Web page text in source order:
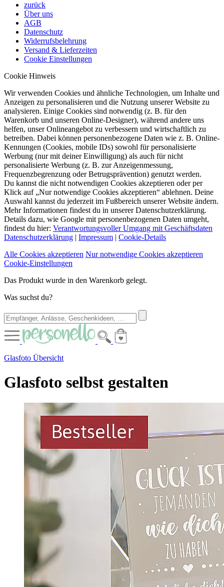
zurück
Über uns
AGB
Datenschutz
Widerrufsbelehrung
Versand & Lieferzeiten
Cookie Einstellungen
Cookie Hinweis
Wir verwenden Cookies und ähnliche Technologien, um Inhalte und
Anzeigen zu personalisieren und die Nutzung unserer Website zu
analysieren. Einige Cookies sind notwendig (z. B. für den
Warenkorb und unseren Online-Designer), während andere uns
helfen, unser Onlineangebot zu verbessern und wirtschaftlich zu
betreiben. Dabei können personenbezogene Daten wie z. B. Online-
Kennungen (Cookies, mobile IDs) sowohl für personalisierte
Werbung (nur mit deiner Einwilligung) als auch für nicht
personalisierte Werbung (z. B. zur Anzeigenmessung,
Frequenzbegrenzung oder Betrugsprävention) genutzt werden.
Du kannst die nicht notwendigen Cookies akzeptieren oder per
Klick auf „Nur notwendige Cookies akzeptieren“ ablehnen. Deine
Auswahl kannst du jederzeit im Fußbereich unserer Website ändern.
Mehr Informationen findest du in unserer Datenschutzerklärung.
Details dazu, wie Google mit personenbezogenen Daten umgeht,
findest du hier: Verantwortungsvoller Umgang mit Geschäftsdaten
Datenschutzerklärung | Impressum | Cookie-Details
Alle Cookies akzeptieren Nur notwendige Cookies akzeptieren
Cookie-Einstellungen
Das Produkt wurde in den Warenkorb gelegt.
Was suchst du?
Glasfoto Übersicht
Glasfoto selbst gestalten